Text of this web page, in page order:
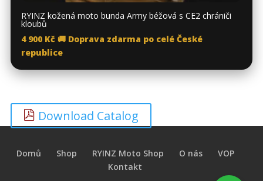
RYINZ kožená moto bunda Army béžová s CE2 chrániči
kloubů
4 900 Kč 🚚 Doprava zdarma po celé České
republice
Download Catalog
Domů Shop RYINZ Moto Shop O nás
VOP
Kontakt